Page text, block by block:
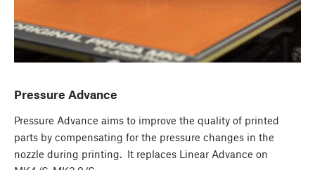
Pressure Advance
Pressure Advance aims to improve the quality of printed
parts by compensating for the pressure changes in the
nozzle during printing. It replaces Linear Advance on